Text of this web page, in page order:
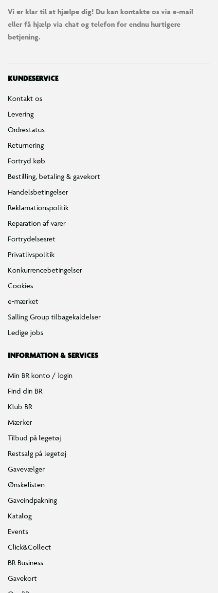
Vi er klar til at hjælpe dig! Du kan kontakte os via e-mail
eller få hjælp via chat og telefon for endnu hurtigere
betjening.
KUNDESERVICE
Kontakt os
Levering
Ordrestatus
Returnering
Fortryd køb
Bestilling, betaling & gavekort
Handelsbetingelser
Reklamationspolitik
Reparation af varer
Fortrydelsesret
Privatlivspolitik
Konkurrencebetingelser
Cookies
e-mærket
Salling Group tilbagekaldelser
Ledige jobs
INFORMATION & SERVICES
Min BR konto / login
Find din BR
Klub BR
Mærker
Tilbud på legetøj
Restsalg på legetøj
Gavevælger
Ønskelisten
Gaveindpakning
Katalog
Events
Click&Collect
BR Business
Gavekort